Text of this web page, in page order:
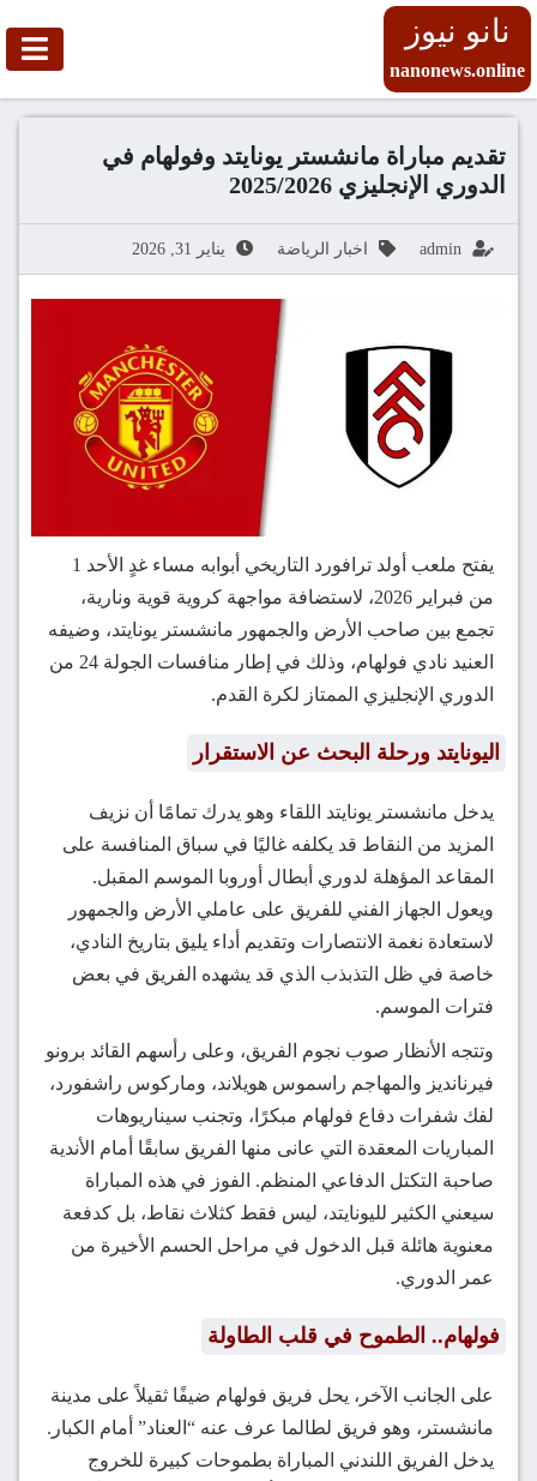
نانو نيوز
nanonews.online
تقديم مباراة مانشستر يونايتد وفولهام في
الدوري الإنجليزي 2025/2026
admin اخبار الرياضة يناير 31, 2026
يفتح ملعب أولد ترافورد التاريخي أبوابه مساء غدٍ الأحد 1
من فبراير 2026، لاستضافة مواجهة كروية قوية ونارية،
تجمع بين صاحب الأرض والجمهور مانشستر يونايتد، وضيفه
العنيد نادي فولهام، وذلك في إطار منافسات الجولة 24 من
الدوري الإنجليزي الممتاز لكرة القدم.
اليونايتد ورحلة البحث عن الاستقرار
يدخل مانشستر يونايتد اللقاء وهو يدرك تمامًا أن نزيف
المزيد من النقاط قد يكلفه غاليًا في سباق المنافسة على
المقاعد المؤهلة لدوري أبطال أوروبا الموسم المقبل.
ويعول الجهاز الفني للفريق على عاملي الأرض والجمهور
لاستعادة نغمة الانتصارات وتقديم أداء يليق بتاريخ النادي،
خاصة في ظل التذبذب الذي قد يشهده الفريق في بعض
فترات الموسم.
وتتجه الأنظار صوب نجوم الفريق، وعلى رأسهم القائد برونو
فيرنانديز والمهاجم راسموس هويلاند، وماركوس راشفورد،
لفك شفرات دفاع فولهام مبكرًا، وتجنب سيناريوهات
المباريات المعقدة التي عانى منها الفريق سابقًا أمام الأندية
صاحبة التكتل الدفاعي المنظم. الفوز في هذه المباراة
سيعني الكثير لليونايتد، ليس فقط كثلاث نقاط، بل كدفعة
معنوية هائلة قبل الدخول في مراحل الحسم الأخيرة من
عمر الدوري.
فولهام.. الطموح في قلب الطاولة
على الجانب الآخر، يحل فريق فولهام ضيفًا ثقيلاً على مدينة
مانشستر، وهو فريق لطالما عرف عنه “العناد” أمام الكبار.
يدخل الفريق اللندني المباراة بطموحات كبيرة للخروج